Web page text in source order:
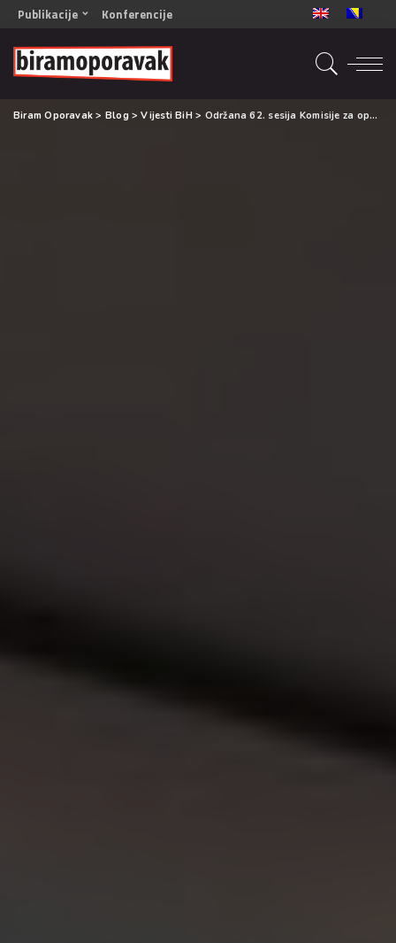
Publikacije
OPORAVAK- Naš zajednički cilj BiH/CG
OPORAVAK- Naš zajednički cilj SRB
OPORAVAK- Naš zajednički cilj 2
Konferencije
Biram Oporavak > Blog >Vijesti BiH > Održana 62. sesija Komisije za opojne droge (CND)